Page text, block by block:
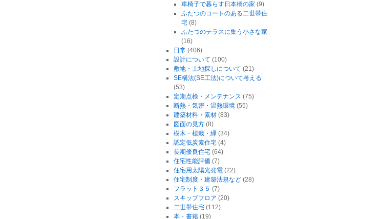
車椅子で暮らす日本橋の家 (9)
ふたつのコートのある二世帯住
宅 (8)
ふたつのテラスに集う小さな家
(16)
日常 (406)
設計について (100)
敷地・土地探しについて (21)
SE構法(SE工法)について考える
(53)
定期点検・メンテナンス (75)
断熱・気密・温熱環境(55)
建築材料・素材(83)
図面の見方(8)
樹木・植栽・緑(34)
認定低炭素住宅(4)
長期優良住宅(64)
住宅性能評価 (7)
住宅用太陽光発電(22)
住宅制度・建築法規など(28)
フラット３５ (7)
スキップフロア (20)
二世帯住宅(112)
本・書籍(19)